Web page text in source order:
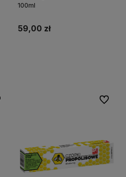
100ml
59,00 zł
Do